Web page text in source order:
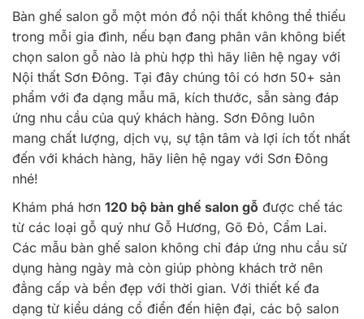
Bàn ghế salon gỗ một món đồ nội thất không thể thiếu
trong mỗi gia đình, nếu bạn đang phân vân không biết
chọn salon gỗ nào là phù hợp thì hãy liên hệ ngay với
Nội thất Sơn Đông. Tại đây chúng tôi có hơn 50+ sản
phẩm với đa dạng mẫu mã, kích thước, sẵn sàng đáp
ứng nhu cầu của quý khách hàng. Sơn Đông luôn
mang chất lượng, dịch vụ, sự tận tâm và lợi ích tốt nhất
đến với khách hàng, hãy liên hệ ngay với Sơn Đông
nhé!
Khám phá hơn 120 bộ bàn ghế salon gỗ được chế tác
từ các loại gỗ quý như Gỗ Hương, Gõ Đỏ, Cẩm Lai.
Các mẫu bàn ghế salon không chỉ đáp ứng nhu cầu sử
dụng hàng ngày mà còn giúp phòng khách trở nên
đẳng cấp và bền đẹp với thời gian. Với thiết kế đa
dạng từ kiểu dáng cổ điển đến hiện đại, các bộ salon